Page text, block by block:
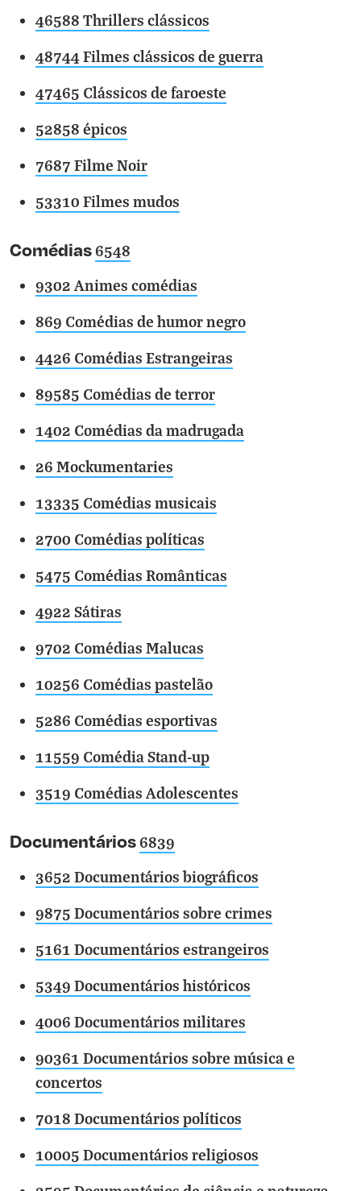
46588 Thrillers clássicos
48744 Filmes clássicos de guerra
47465 Clássicos de faroeste
52858 épicos
7687 Filme Noir
53310 Filmes mudos
Comédias6548
9302 Animes comédias
869 Comédias de humor negro
4426 Comédias Estrangeiras
89585 Comédias de terror
1402 Comédias da madrugada
26 Mockumentaries
13335 Comédias musicais
2700 Comédias políticas
5475 Comédias Românticas
4922 Sátiras
9702 Comédias Malucas
10256 Comédias pastelão
5286 Comédias esportivas
11559 Comédia Stand-up
3519 Comédias Adolescentes
Documentários6839
3652 Documentários biográficos
9875 Documentários sobre crimes
5161 Documentários estrangeiros
5349 Documentários históricos
4006 Documentários militares
90361 Documentários sobre música e
concertos
7018 Documentários políticos
10005 Documentários religiosos